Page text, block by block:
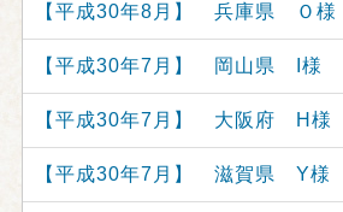
【平成30年8月】 兵庫県 Ｏ様
【平成30年7月】 岡山県 I様
【平成30年7月】 大阪府 H様
【平成30年7月】 滋賀県 Y様